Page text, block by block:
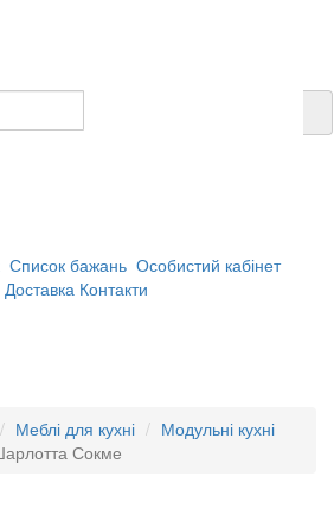
Список бажань Особистий кабінет
Доставка Контакти
Меблі для кухні
Модульні кухні
Сокме